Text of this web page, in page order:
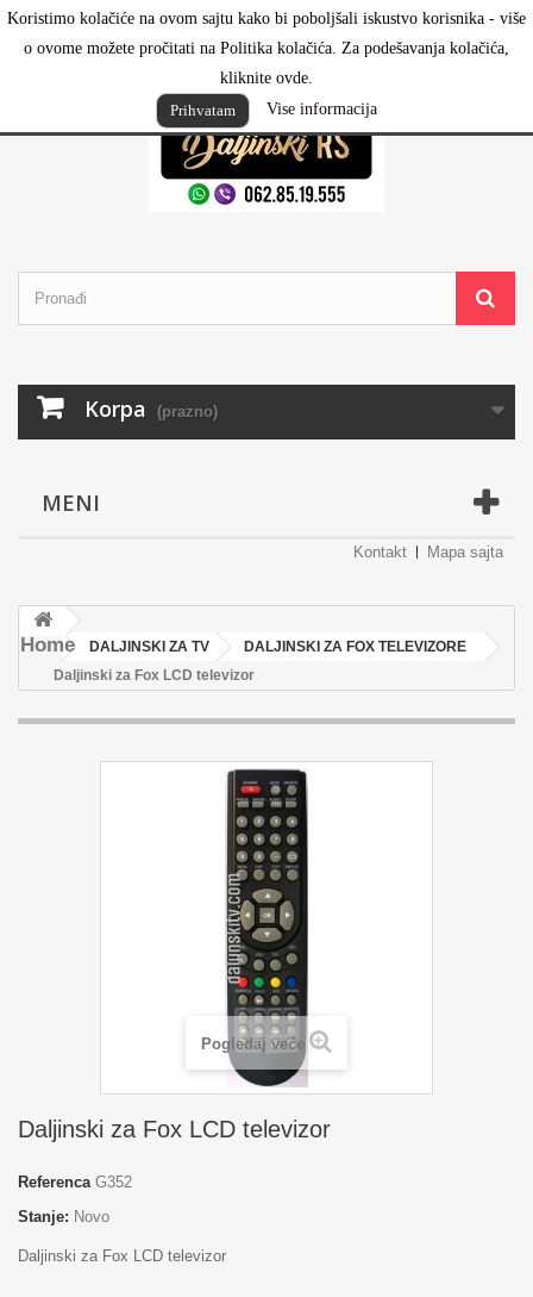
Koristimo kolačiće na ovom sajtu kako bi poboljšali iskustvo korisnika - više
o ovome možete pročitati na Politika kolačića. Za podešavanja kolačića,
kliknite ovde.
Prihvatam
Vise informacija
Prijavi se
Korpa (prazno)
MENI
Kontakt Mapa sajta
Home DALJINSKI ZA TV
DALJINSKI ZA FOX TELEVIZORE
Daljinski za Fox LCD televizor
Pogledaj veće
Daljinski za Fox LCD televizor
Referenca G352
Stanje: Novo
Daljinski za Fox LCD televizor